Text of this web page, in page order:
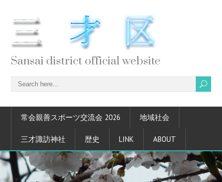
Sansai district official website
常会親善スポーツ交流会 2026 地域社会
三才諏訪神社 歴史 LINK ABOUT